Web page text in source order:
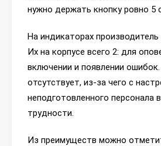
нужно держать кнопку ровно 5
На индикаторах
Их на корпусе всего 2: для
включении и появлении
отсутствует, из-за чего с
неподготовленного персонала
трудности.
Из преимуществ можно